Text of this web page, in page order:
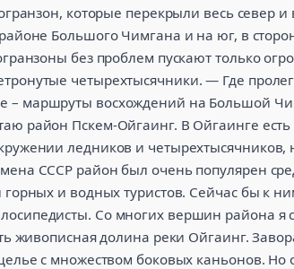
которые перекрыли весь север и
Большого Чимгана и на юг, в
без проблем пускают только
четырехтысячники. — Где
– маршруты восхождений на Большой
район Пскем-Ойгаинг. В Ойгаинге
ледников и четырехтысячников,
СССР район был очень популярен
и водных туристов. Сейчас бы к
Со многих вершин района я
живописная долина реки Ойгаинг.
с множеством боковых каньонов. Но